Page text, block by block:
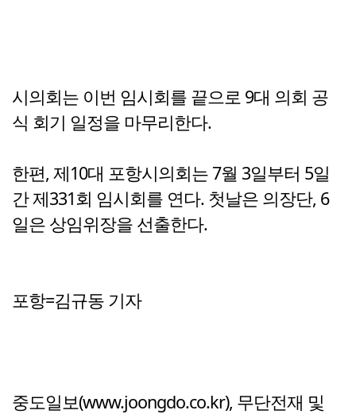
시의회는 이번 임시회를 끝으로 9대 의회 공
식 회기 일정을 마무리한다.
한편, 제10대 포항시의회는 7월 3일부터 5일
간 제331회 임시회를 연다. 첫날은 의장단, 6
일은 상임위장을 선출한다.
포항=김규동 기자
중도일보(www.joongdo.co.kr), 무단전재 및